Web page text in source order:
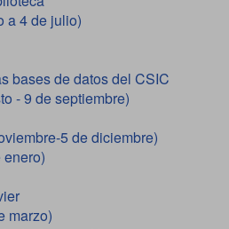
a 4 de julio)
bases de datos del CSIC
- 9 de septiembre)
5 de diciembre)
marzo)